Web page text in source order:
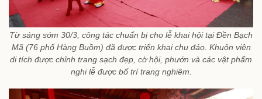
Từ sáng sớm 30/3, công tác chuẩn bị cho lễ khai hội tại Đền Bạch
Mã (76 phố Hàng Buồm) đã được triển khai chu đáo. Khuôn viên
di tích được chỉnh trang sạch đẹp, cờ hội, phướn và các vật phẩm
nghi lễ được bố trí trang nghiêm.